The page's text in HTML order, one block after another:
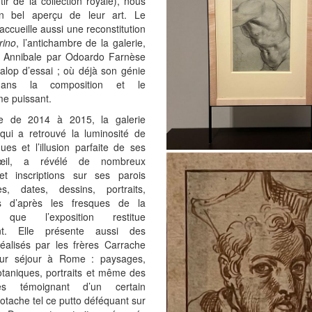
bel aperçu de leur art. Le
aussi une reconstitution
, l’antichambre de la galerie,
par Odoardo Farnèse
d’essai ; où déjà son génie
la composition et le
puissant.
de 2014 à 2015, la galerie
a retrouvé la luminosité de
et l’illusion parfaite de ses
a révélé de nombreux
inscriptions sur ses parois
dates, dessins, portraits,
d’après les fresques de la
que l’exposition restitue
Elle présente aussi des
par les frères Carrache
séjour à Rome : paysages,
portraits et même des
témoignant d’un certain
tel ce putto déféquant sur